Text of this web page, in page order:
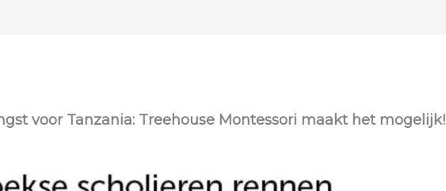
voor Tanzania: Treehouse Montessori maakt het mogelijk!